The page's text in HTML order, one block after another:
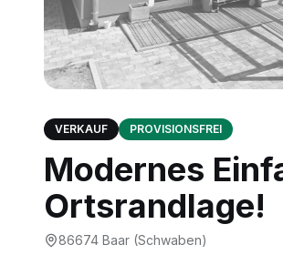
VERKAUF PROVISIONSFREI
Modernes
Ortsrandlage!
86674 Baar (Schwaben)